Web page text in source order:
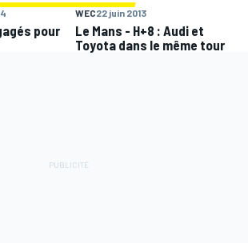
pour
WEC22 juin 2013
Le Mans - H+8 : Audi et
Toyota dans le même tour